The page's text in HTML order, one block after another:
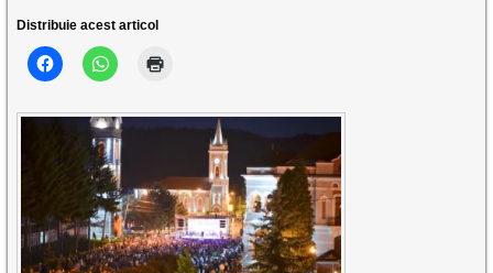
Distribuie acest articol